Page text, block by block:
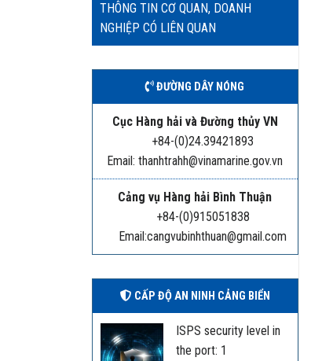
THÔNG TIN CƠ QUAN, DOANH
NGHIỆP CÓ LIÊN QUAN
ĐƯỜNG DÂY NÓNG
Cục Hàng hải và Đường thủy VN
+84-(0)24.39421893
Email: thanhtrahh@vinamarine.gov.vn
Cảng vụ Hàng hải Bình Thuận
+84-(0)915051838
Email:cangvubinhthuan@gmail.com
CẤP ĐỘ AN NINH CẢNG BIỂN
ISPS security level in
the port: 1